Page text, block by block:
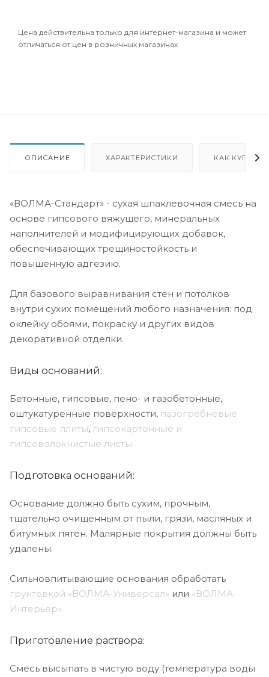
Цена действительна только для интернет-магазина и может
отличаться от цен в розничных магазинах
ОПИСАНИЕ ХАРАКТЕРИСТИКИ КАК КУПИТЬ
«ВОЛМА-Стандарт» - сухая шпаклевочная смесь на
основе гипсового вяжущего, минеральных
наполнителей и модифицирующих доба­вок,
обеспечивающих трещиностойкость и
повышенную адгезию.
Для базового выравнивания стен и потолков
внутри сухих помещений любого назначения: под
оклейку обоями, покраску и других видов
декоративной отделки.
Виды оснований:
Бетонные, гипсовые, пено- и газобетонные,
оштукатуренные поверхности, пазогребневые
гипсовые плиты, гипсокартонные и
гипсоволокнистые листы.
Подготовка оснований:
Основание должно быть сухим, прочным,
тщательно очищен­ным от пыли, грязи, масляных и
битумных пятен. Малярные покрытия должны быть
удалены.
Сильновпитывающие основания обработать
грунтовкой «ВОЛМА-Универсал» или «ВОЛМА-
Интерьер».
Приготовление раствора:
Смесь высыпать в чистую воду (температура воды